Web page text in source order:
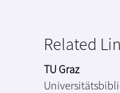
Related
TU Graz